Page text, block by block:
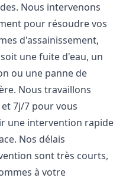
Nous intervenons
pour résoudre vos
d'assainissement,
une fuite d'eau, un
ou une panne de
Nous travaillons
7j/7 pour vous
une intervention rapide
Nos délais
sont très courts,
à votre